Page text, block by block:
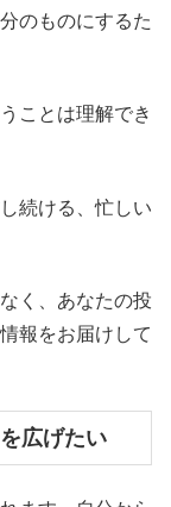
のものにするた
ことは理解でき
続ける、忙しい
く、あなたの投
報をお届けして
広げたい